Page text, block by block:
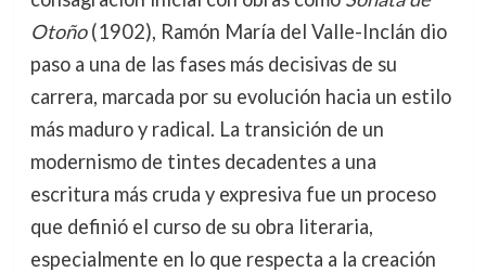
Otoño(1902), Ramón María del Valle-Inclán dio
paso a una de las fases más decisivas de su
carrera, marcada por su evolución hacia un estilo
más maduro y radical. La transición de un
modernismo de tintes decadentes a una
escritura más cruda y expresiva fue un proceso
que definió el curso de su obra literaria,
especialmente en lo que respecta a la creación